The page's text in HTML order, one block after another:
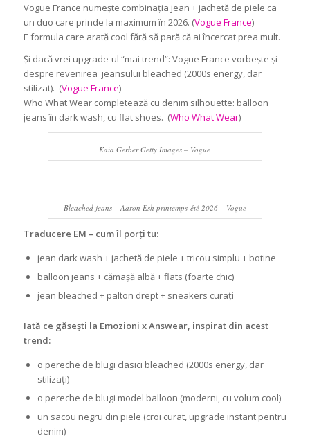
Vogue France numește combinația jean + jachetă de piele ca
un duo care prinde la maximum în 2026. (Vogue France)
E formula care arată cool fără să pară că ai încercat prea mult.
Și dacă vrei upgrade-ul “mai trend”: Vogue France vorbește și
despre revenirea jeansului bleached (2000s energy, dar
stilizat). (Vogue France)
Who What Wear completează cu denim silhouette: balloon
jeans în dark wash, cu flat shoes. (Who What Wear)
Kaia Gerber Getty Images – Vogue
Bleached jeans – Aaron Esh printemps-été 2026 – Vogue
Traducere EM – cum îl porți tu:
jean dark wash + jachetă de piele + tricou simplu + botine
balloon jeans + cămașă albă + flats (foarte chic)
jean bleached + palton drept + sneakers curați
Iată ce găsești la Emozioni x Answear, inspirat din acest
trend:
o pereche de blugi clasici bleached (2000s energy, dar
stilizați)
o pereche de blugi model balloon (moderni, cu volum cool)
un sacou negru din piele (croi curat, upgrade instant pentru
denim)